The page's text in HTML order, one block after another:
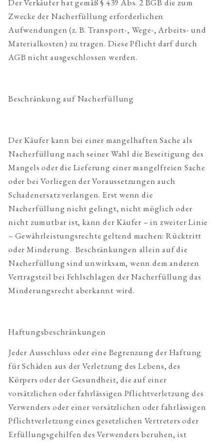
Der Verkäufer hat gemäß § 439 Abs. 2 BGB die zum
Zwecke der Nacherfüllung erforderlichen
Aufwendungen (z. B. Transport-, Wege-, Arbeits- und
Materialkosten) zu tragen. Diese Pflicht darf durch
AGB nicht ausgeschlossen werden.
Beschränkung auf Nacherfüllung
Der Käufer kann bei einer mangelhaften Sache als
Nacherfüllung nach seiner Wahl die Beseitigung des
Mangels oder die Lieferung einer mangelfreien Sache
oder bei Vorliegen der Voraussetzungen auch
Schadenersatz verlangen. Erst wenn die
Nacherfüllung nicht gelingt, nicht möglich oder
nicht zumutbar ist, kann der Käufer – in zweiter Linie
– Gewährleistungsrechte geltend machen: Rücktritt
oder Minderung. Beschränkungen allein auf die
Nacherfüllung sind unwirksam, wenn dem anderen
Vertragsteil bei Fehlschlagen der Nacherfüllung das
Minderungsrecht aberkannt wird.
Haftungsbeschränkungen
Jeder Ausschluss oder eine Begrenzung der Haftung
für Schäden aus der Verletzung des Lebens, des
Körpers oder der Gesundheit, die auf einer
vorsätzlichen oder fahrlässigen Pflichtverletzung des
Verwenders oder einer vorsätzlichen oder fahrlässigen
Pflichtverletzung eines gesetzlichen Vertreters oder
Erfüllungsgehilfen des Verwenders beruhen, ist